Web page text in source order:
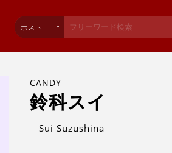
ホスト
CANDY
鈴科スイ
Sui Suzushina